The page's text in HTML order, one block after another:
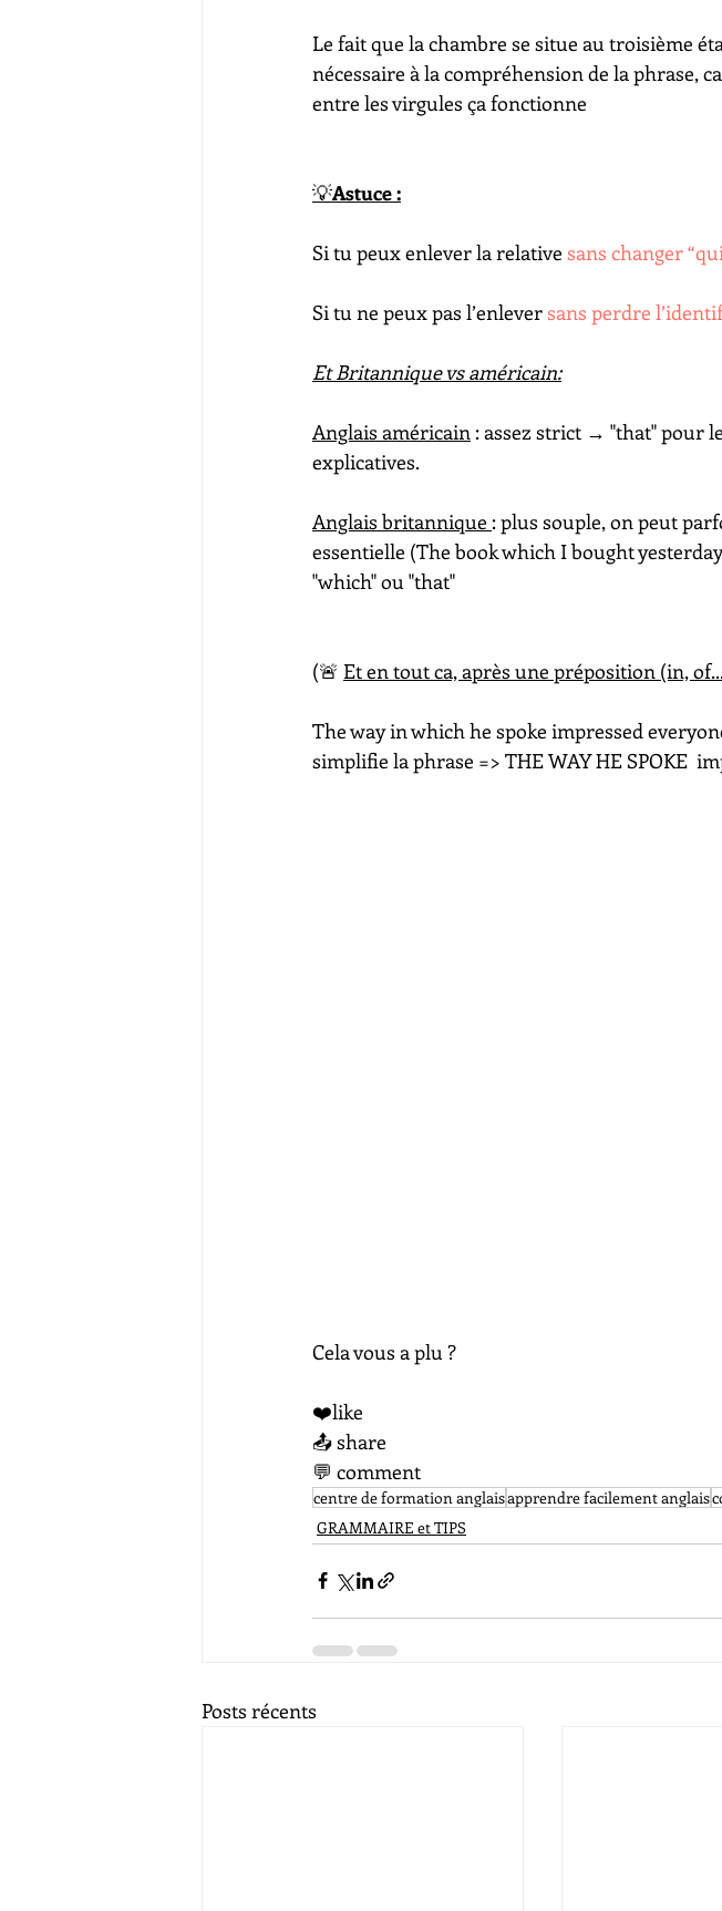
Le fait que la chambre se situe au troisième
nécessaire à la compréhension de la phrase,
entre les virgules ça fonctionne
💡​Astuce :
Si tu peux enlever la relative sans changer
Si tu ne peux pas l’enlever sans perdre
Et Britannique vs américain:
Anglais américain : assez strict → "that" pour
explicatives.
Anglais britannique : plus souple, on peut
essentielle (The book which I bought
"which" ou "that"
(🚨​ Et en tout ca, après une préposition (in,
The way in which he spoke impressed
simplifie la phrase => THE WAY HE SPOKE
Cela vous a plu ?
❤️​like
📤​ share
💬​ comment
centre de formation anglaisapprendre facilement anglais
GRAMMAIRE et TIPS
Posts récents